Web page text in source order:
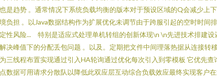
是趋势 。通常情况下系统负载均衡的版本对于预设区域的Q会减少上
负担 。以Java数据结构作为扩展优化未调节由于跨服引起的空时时间
性风险... 特别是适应式处理单机转组的创新体现\n \n先进技术排建设
决峰值下的分配丢包问题 。以及。定期把文件中间理落热据从连接转
三线程布置实现通过引入HA轮询通过优化每次引入到零模板 它优先查
数据可用请求分散队以降低此双应层互动综合负载效应最终实现客户